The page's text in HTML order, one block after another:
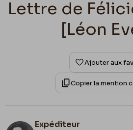
Lettre de
[Léon
Ajouter aux
Copier la mention
Expéditeur